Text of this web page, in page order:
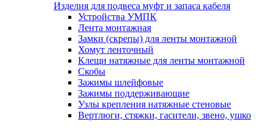
Изделия для подвеса муфт и запаса кабеля
Устройства УМПК
Лента монтажная
Замки (скрепы) для ленты монтажной
Хомут ленточный
Клещи натяжные для ленты монтажной
Скобы
Зажимы шлейфовые
Зажимы поддерживающие
Узлы крепления натяжные стеновые
Вертлюги, стяжки, гасители, звено, ушко